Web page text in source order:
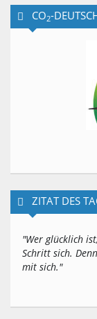
CO2-
ZITAT DES
"Wer glücklich
Schritt sich.
mit sich."